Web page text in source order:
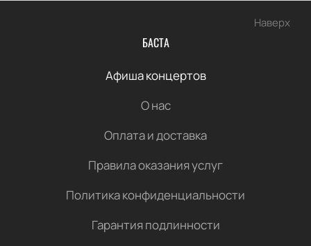
Наверх
БАСТА
Афиша концертов
О нас
Оплата и доставка
Правила оказания услуг
Политика конфиденциальности
Гарантия подлинности